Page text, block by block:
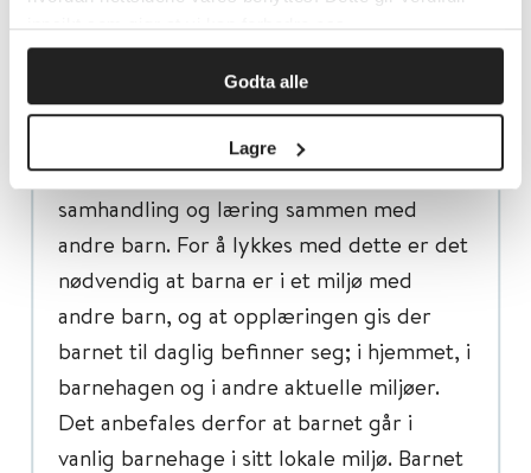
innsikt som gjør at vi kan forbedre oss.
Godta alle
Lagre
for den enkelte (Kartlegging).
Et av de viktigste målene for
behandlingen er å lære barna ferdigheter
som de kan benytte under lek,
samhandling og læring sammen med
andre barn. For å lykkes med dette er det
nødvendig at barna er i et miljø med
andre barn, og at opplæringen gis der
barnet til daglig befinner seg; i hjemmet, i
barnehagen og i andre aktuelle miljøer.
Det anbefales derfor at barnet går i
vanlig barnehage i sitt lokale miljø. Barnet